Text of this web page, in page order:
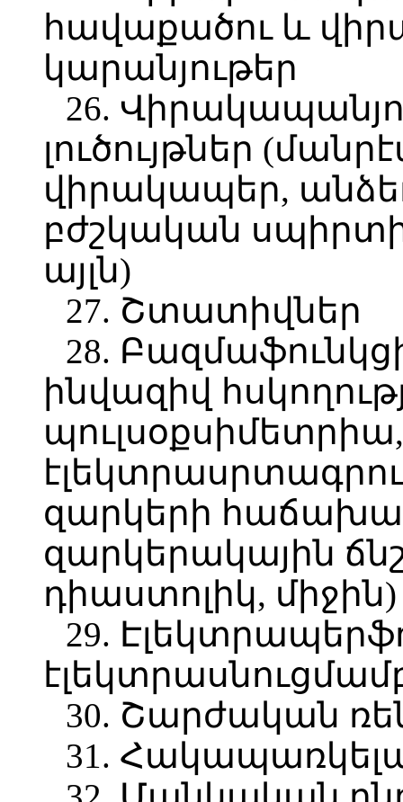
հավաքածու և
կարանյութեր
26.
լուծույթներ
վիրակապեր,
բժշկական սպիրտի,
այլն)
27. Շտատիվներ
28.
ինվազիվ
պուլսօքսիմետրիա,
զարկերի
զարկերակային
դիաստոլիկ, միջին)
29.
30. Շարժական
31.